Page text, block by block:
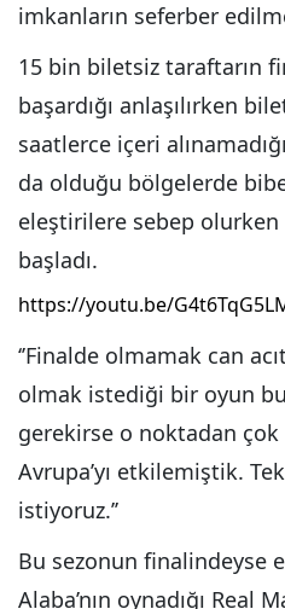
imkanların seferber
15 bin biletsiz taraftarın
başardığı anlaşılırken
saatlerce içeri
da olduğu bölgelerde
eleştirilere sebep olurken
başladı.
https://youtu.be/
‘’Finalde olmamak can
olmak istediği bir oyun
gerekirse o noktadan çok
Avrupa’yı etkilemiştik.
istiyoruz.’’
Bu sezonun finalindeyse
Alaba’nın oynadığı Real